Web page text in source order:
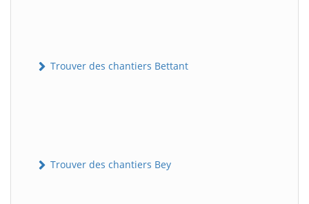
Trouver des chantiers Bettant
Trouver des chantiers Bey